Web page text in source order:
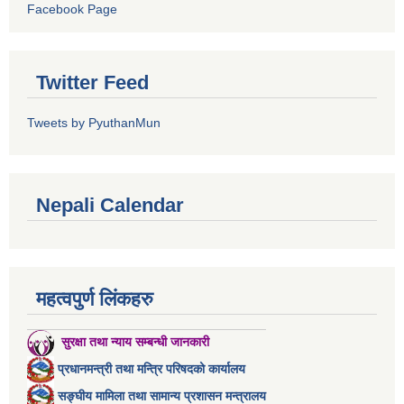
Facebook Page
Twitter Feed
Tweets by PyuthanMun
Nepali Calendar
महत्वपुर्ण लिंकहरु
सुरक्षा तथा न्याय सम्बन्धी जानकारी
प्रधानमन्त्री तथा मन्त्रि परिषदको कार्यालय
सङ्घीय मामिला तथा सामान्य प्रशासन मन्त्रालय